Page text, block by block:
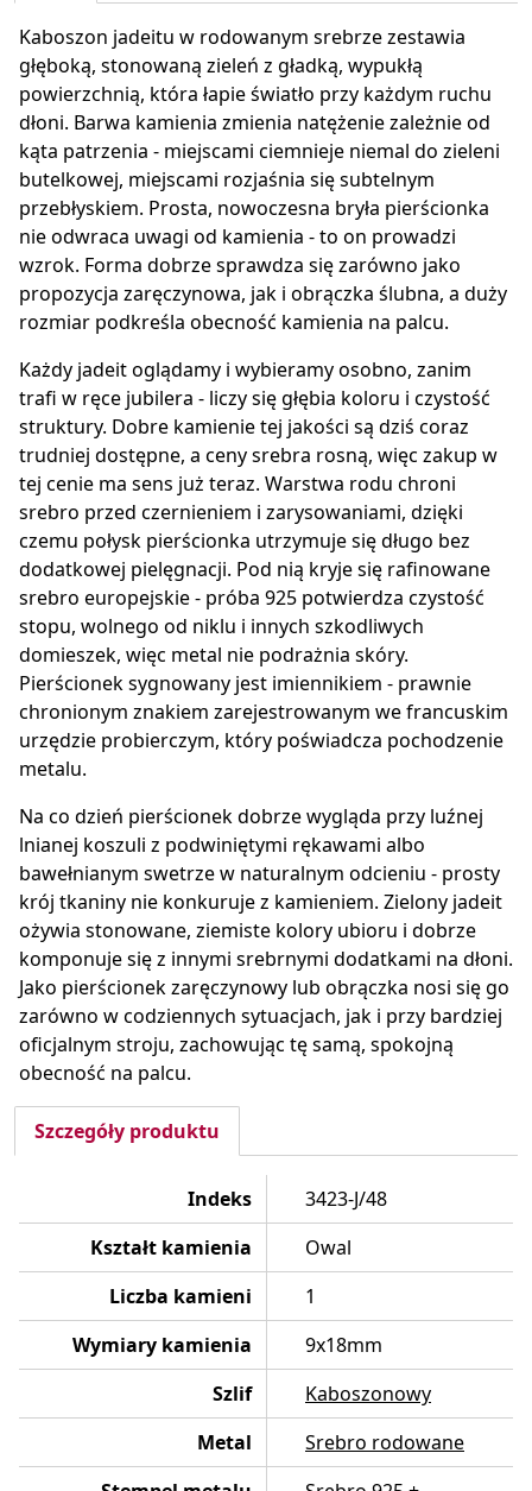
Kaboszon jadeitu w rodowanym srebrze zestawia
głęboką, stonowaną zieleń z gładką, wypukłą
powierzchnią, która łapie światło przy każdym ruchu
dłoni. Barwa kamienia zmienia natężenie zależnie od
kąta patrzenia - miejscami ciemnieje niemal do zieleni
butelkowej, miejscami rozjaśnia się subtelnym
przebłyskiem. Prosta, nowoczesna bryła pierścionka
nie odwraca uwagi od kamienia - to on prowadzi
wzrok. Forma dobrze sprawdza się zarówno jako
propozycja zaręczynowa, jak i obrączka ślubna, a duży
rozmiar podkreśla obecność kamienia na palcu.
Każdy jadeit oglądamy i wybieramy osobno, zanim
trafi w ręce jubilera - liczy się głębia koloru i czystość
struktury. Dobre kamienie tej jakości są dziś coraz
trudniej dostępne, a ceny srebra rosną, więc zakup w
tej cenie ma sens już teraz. Warstwa rodu chroni
srebro przed czernieniem i zarysowaniami, dzięki
czemu połysk pierścionka utrzymuje się długo bez
dodatkowej pielęgnacji. Pod nią kryje się rafinowane
srebro europejskie - próba 925 potwierdza czystość
stopu, wolnego od niklu i innych szkodliwych
domieszek, więc metal nie podrażnia skóry.
Pierścionek sygnowany jest imiennikiem - prawnie
chronionym znakiem zarejestrowanym we francuskim
urzędzie probierczym, który poświadcza pochodzenie
metalu.
Na co dzień pierścionek dobrze wygląda przy luźnej
lnianej koszuli z podwiniętymi rękawami albo
bawełnianym swetrze w naturalnym odcieniu - prosty
krój tkaniny nie konkuruje z kamieniem. Zielony jadeit
ożywia stonowane, ziemiste kolory ubioru i dobrze
komponuje się z innymi srebrnymi dodatkami na dłoni.
Jako pierścionek zaręczynowy lub obrączka nosi się go
zarówno w codziennych sytuacjach, jak i przy bardziej
oficjalnym stroju, zachowując tę samą, spokojną
obecność na palcu.
Szczegóły produktu
Indeks
3423-J/48
Kształt kamienia
Owal
Liczba kamieni
1
Wymiary kamienia
9x18mm
Szlif
Kaboszonowy
Metal
Srebro rodowane